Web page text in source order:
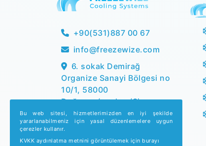
+90(531)887 00 67
info@freezewize.com
6. sokak Demirağ
Organize Sanayi Bölgesi no
10/1, 58000
Doğanca/merkez/Sivas
Bu web sitesi, hizmetlerimizden en iyi şekilde
yararlanabilmeniz için yasal düzenlemelere uygun
çerezler kullanır.
KVKK aydınlatma metnini görüntülemek için burayı